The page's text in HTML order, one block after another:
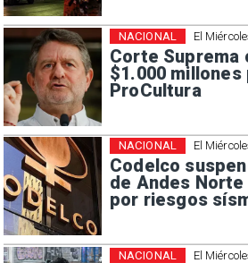
El
Corte Suprema
$1.000 millones
ProCultura
NACIONAL
El
Codelco
de Andes Norte
por riesgos
NACIONAL
El
NACIONAL